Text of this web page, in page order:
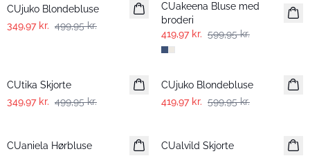
CUjuko Blondebluse
349,97 kr. 499,95 kr.
CUakeena Bluse med
broderi
419,97 kr. 599,95 kr.
CUtika Skjorte
349,97 kr. 499,95 kr.
-30%
CUjuko Blondebluse
419,97 kr. 599,95 kr.
CUaniela Hørbluse
CUalvild Skjorte